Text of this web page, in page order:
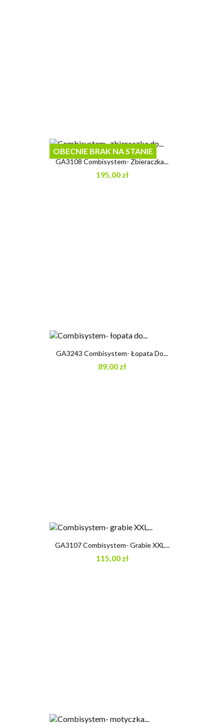
GA3108 Combisystem- Zbieraczka...
195,00 zł
OBECNIE BRAK NA STANIE
GA3243 Combisystem- Łopata Do...
89,00 zł
GA3107 Combisystem- Grabie XXL...
115,00 zł